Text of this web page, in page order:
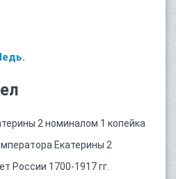
2 номиналом 1 копейка
Екатерины 2
России 1700-1917 гг.